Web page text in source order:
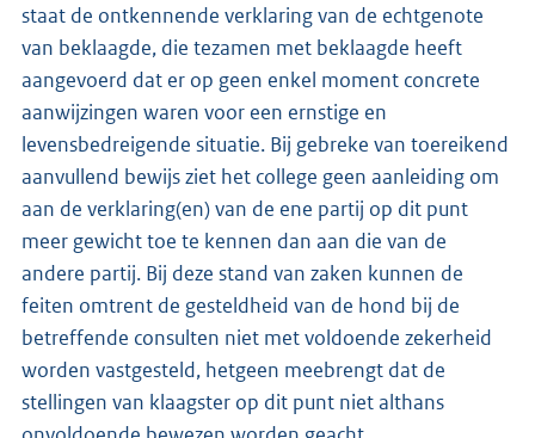
staat de ontkennende verklaring van de echtgenote
van beklaagde, die tezamen met beklaagde heeft
aangevoerd dat er op geen enkel moment concrete
aanwijzingen waren voor een ernstige en
levensbedreigende situatie. Bij gebreke van toereikend
aanvullend bewijs ziet het college geen aanleiding om
aan de verklaring(en) van de ene partij op dit punt
meer gewicht toe te kennen dan aan die van de
andere partij. Bij deze stand van zaken kunnen de
feiten omtrent de gesteldheid van de hond bij de
betreffende consulten niet met voldoende zekerheid
worden vastgesteld, hetgeen meebrengt dat de
stellingen van klaagster op dit punt niet althans